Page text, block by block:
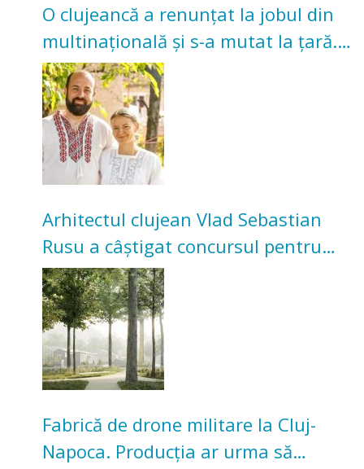
O clujeancă a renunțat la jobul din
multinațională și s-a mutat la țară.
Acum cultivă legume în grădina
bunicilor
Arhitectul clujean Vlad Sebastian
Rusu a câștigat concursul pentru
transformarea Grădinii Casei
Universitarilor
Fabrică de drone militare la Cluj-
Napoca. Producția ar urma să